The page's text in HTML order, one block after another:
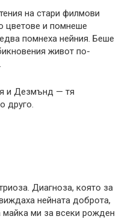
на стари филмови
цветове и помнеше
помнеха нейния. Беше
живот по-
и Дезмънд — тя
друго.
Диагноза, която за
нейната доброта,
майка ми за всеки рожден